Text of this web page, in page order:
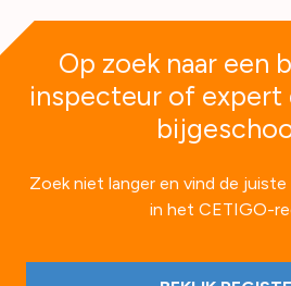
Op zoek naar een
inspecteur of expert
Zoek niet langer en vind de
in het CETIGO-